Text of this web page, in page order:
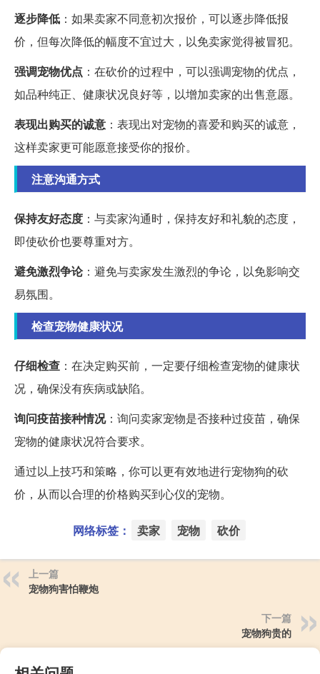
逐步降低 ：如果卖家不同意初次报价，可以逐步降低报
价，但每次降低的幅度不宜过大，以免卖家觉得被冒犯。
强调宠物优点 ：在砍价的过程中，可以强调宠物的优点，
如品种纯正、健康状况良好等，以增加卖家的出售意愿。
表现出购买的诚意 ：表现出对宠物的喜爱和购买的诚意，
这样卖家更可能愿意接受你的报价。
注意沟通方式
保持友好态度 ：与卖家沟通时，保持友好和礼貌的态度，
即使砍价也要尊重对方。
避免激烈争论：避免与卖家发生激烈的争论，以免影响交
易氛围。
检查宠物健康状况
仔细检查 ：在决定购买前，一定要仔细检查宠物的健康状
况，确保没有疾病或缺陷。
询问疫苗接种情况：询问卖家宠物是否接种过疫苗，确保
宠物的健康状况符合要求。
通过以上技巧和策略，你可以更有效地进行宠物狗的砍
价，从而以合理的价格购买到心仪的宠物。
网络标签： 卖家 宠物 砍价
上一篇
宠物狗害怕鞭炮
下一篇
宠物狗贵的